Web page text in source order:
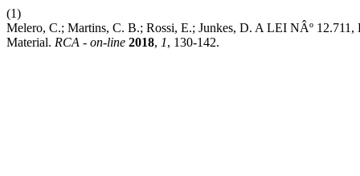
(1)
Melero, C.; Martins, C. B.; Rossi, E.; Junkes, D. A LEI NÂº
Material. RCA - on-line 2018, 1, 130-142.